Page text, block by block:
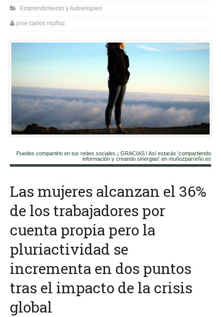
Emprendimiento y Autoempleo
jose carlos muñoz
Puedes compartirlo en tus redes sociales ¡ GRACIAS ! Así estarás 'compartiendo
información y creando sinergias' en muñozparreño.es
Las mujeres alcanzan el 36%
de los trabajadores por
cuenta propia pero la
pluriactividad se
incrementa en dos puntos
tras el impacto de la crisis
global